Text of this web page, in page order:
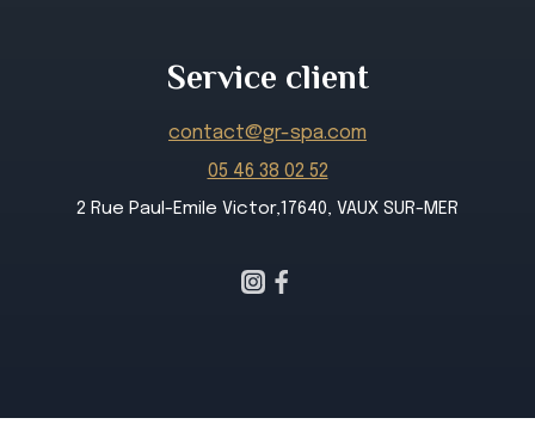
Service client
contact@gr-spa.com
05 46 38 02 52
2 Rue Paul-Emile Victor,17640, VAUX SUR-MER